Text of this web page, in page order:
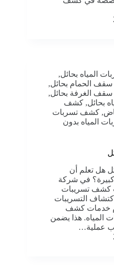
المياه بحائل,
الحمام بحائل,
الغرفة بحائل,
بحائل, كشف
, كشف تسربات
المياه بدون
هل تعلم أن
كبيرة؟ في شركة
كشف تسريبات
التسريبات
خدمات كشف
المياه. هذا يضمن
عملية…